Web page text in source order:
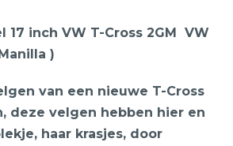
17 inch VW T-Cross 2GM VW
)
van een nieuwe T-Cross
deze velgen hebben hier en
haar krasjes, door